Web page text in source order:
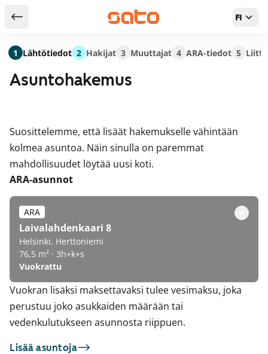
Takaisin hakutuloksiin FI
Asuntohakemus
Suosittelemme, että lisäät hakemukselle vähintään
kolmea asuntoa. Näin sinulla on paremmat
mahdollisuudet löytää uusi koti.
ARA-asunnot
ARA
Laivalahdenkaari 8
Helsinki, Herttoniemi
76,5 m² · 3h+k+s
Vuokrattu
Vuokran lisäksi maksettavaksi tulee vesimaksu, joka
perustuu joko asukkaiden määrään tai
vedenkulutukseen asunnosta riippuen.
Lisää asuntoja
1 Lähtötiedot 2 Hakijat 3 Muuttajat 4 ARA-tiedot 5